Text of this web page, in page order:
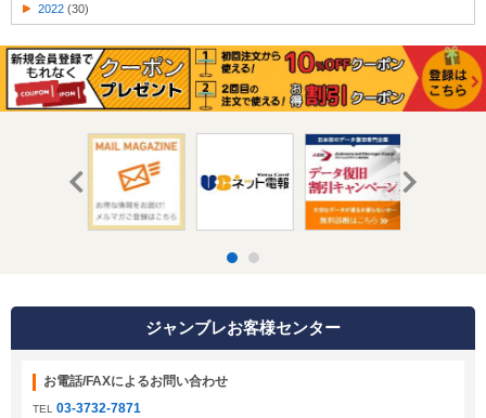
2022 (30)
ジャンブレお客様センター
お電話/FAXによるお問い合わせ
TEL 03-3732-7871